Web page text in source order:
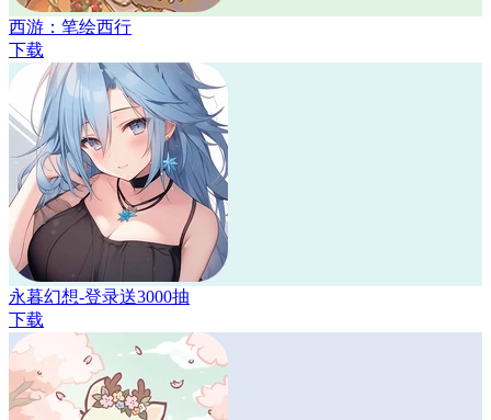
西游：笔绘西行
下载
永暮幻想-登录送3000抽
下载